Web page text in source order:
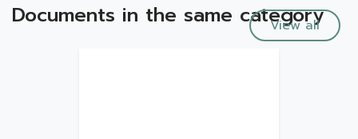
Documents in the same category
View all